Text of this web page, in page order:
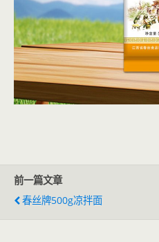
前一篇文章
春丝牌500g凉拌面